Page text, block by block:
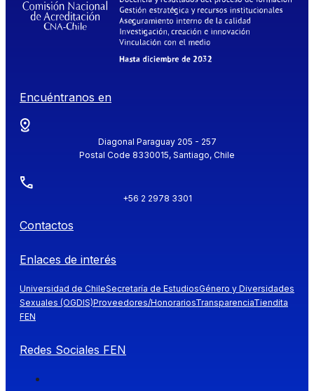
Encuéntranos en
Diagonal Paraguay 205 - 257
Postal Code 8330015, Santiago, Chile
+56 2 2978 3301
Contactos
Enlaces de interés
Universidad de ChileSecretaría de EstudiosGénero y Diversidades
Sexuales (OGDIS)Proveedores/HonorariosTransparenciaTiendita
FEN
Redes Sociales FEN